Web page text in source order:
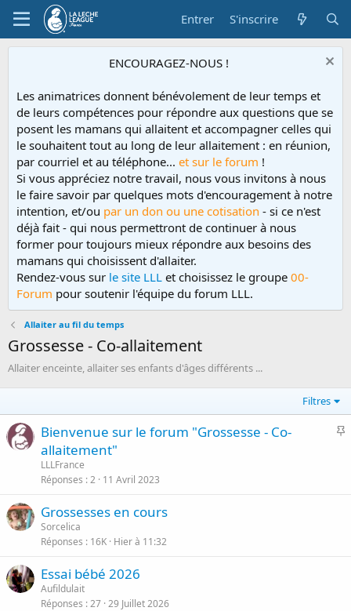
Entrer S'inscrire
ENCOURAGEZ-NOUS !
Les animatrices donnent bénévolement de leur temps et
de leurs compétences pour répondre aux questions que se
posent les mamans qui allaitent et accompagner celles qui
le souhaitent tout au long de leur allaitement : en réunion,
par courriel et au téléphone... et sur le forum !
Si vous appréciez notre travail, nous vous invitons à nous
le faire savoir par quelques mots d'encouragement à notre
intention, et/ou par un don ou une cotisation - si ce n'est
déjà fait - qui nous permettront de continuer à nous
former pour toujours mieux répondre aux besoins des
mamans qui choisissent d'allaiter.
Rendez-vous sur le site LLL et choisissez le groupe 00-
Forum pour soutenir l'équipe du forum LLL.
Allaiter au fil du temps
Grossesse - Co-allaitement
Allaiter enceinte, allaiter ses enfants d'âges différents ...
Filtres
I
Bienvenue sur le forum "Grossesse - Co-
allaitement"
LLLFrance
Réponses 2 11 Avril 2023
Grossesses en cours
Sorcelica
Réponses
16K Hier à 11:32
Essai bébé 2026
Aufildulait
Réponses 27 29 Juillet 2026